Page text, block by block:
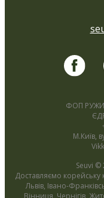
ФОП
М.Київ,
Seuvi ©
Доставляємо корейську
Львів, Івано-
Вінниця, Чернігів,